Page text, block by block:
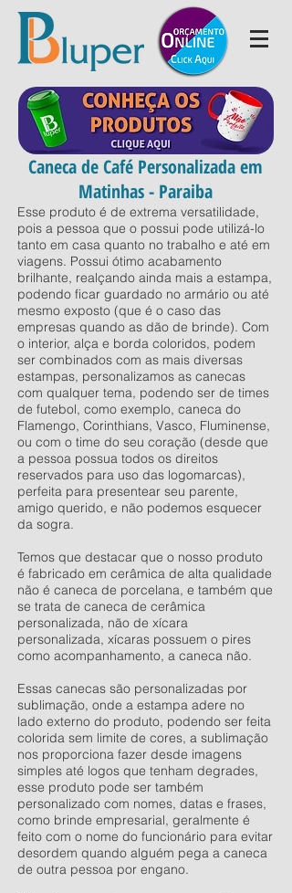
Caneca de Café Personalizada em
Matinhas - Paraiba
Esse produto é de extrema versatilidade,
pois a pessoa que o possui pode utilizá-lo
tanto em casa quanto no trabalho e até em
viagens. Possui ótimo acabamento
brilhante, realçando ainda mais a estampa,
podendo ficar guardado no armário ou até
mesmo exposto (que é o caso das
empresas quando as dão de brinde). Com
o interior, alça e borda coloridos, podem
ser combinados com as mais diversas
estampas, personalizamos as canecas
com qualquer tema, podendo ser de times
de futebol, como exemplo, caneca do
Flamengo, Corinthians, Vasco, Fluminense,
ou com o time do seu coração (desde que
a pessoa possua todos os direitos
reservados para uso das logomarcas),
perfeita para presentear seu parente,
amigo querido, e não podemos esquecer
da sogra.
Temos que destacar que o nosso produto
é fabricado em cerâmica de alta qualidade
não é caneca de porcelana, e também que
se trata de caneca de cerâmica
personalizada, não de xícara
personalizada, xícaras possuem o pires
como acompanhamento, a caneca não.
Essas canecas são personalizadas por
sublimação, onde a estampa adere no
lado externo do produto, podendo ser feita
colorida sem limite de cores, a sublimação
nos proporciona fazer desde imagens
simples até logos que tenham degrades,
esse produto pode ser também
personalizado com nomes, datas e frases,
como brinde empresarial, geralmente é
feito com o nome do funcionário para evitar
desordem quando alguém pega a caneca
de outra pessoa por engano.